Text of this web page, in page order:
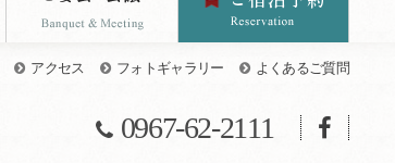
アクセス フォトギャラリー よくあるご質問
0967-62-2111